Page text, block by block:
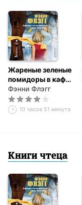
Жареные зеленые
помидоры в кафе
«Полустанок»
Фэнни Флэгг
10 часов 51 минута
Книги чтеца